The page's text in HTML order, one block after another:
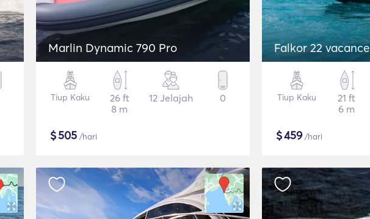
Marlin Dynamic 790 Pro
Tiup Kaku
26 ft
8 m
12 Jelajah 0
$505 /hari
Falkor 22 vacance
Tiup Kaku
21 ft
6 m
$459/hari